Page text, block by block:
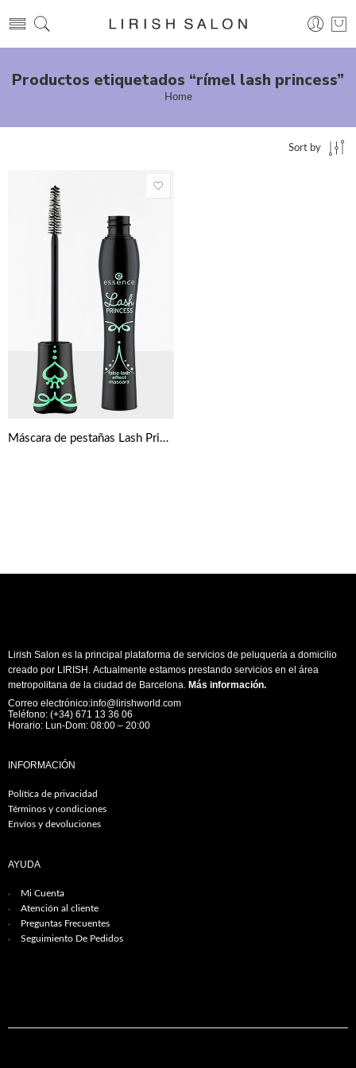
Productos etiquetados “rímel lash princess”
Home
Sort by
Máscara de pestañas Lash Princess de Essence
Lirish Salon es la principal plataforma de servicios de peluquería a domicilio
creado por LIRISH. Actualmente estamos prestando servicios en el área
metropolitana de la ciudad de Barcelona. Más información.
Correo electrónico:info@lirishworld.com
Teléfono: (+34) 671 13 36 06
Horario: Lun-Dom: 08:00 – 20:00
INFORMACIÓN
Política de privacidad
Términos y condiciones
Envíos y devoluciones
AYUDA
Mi Cuenta
Atención al cliente
Preguntas Frecuentes
Seguimiento De Pedidos